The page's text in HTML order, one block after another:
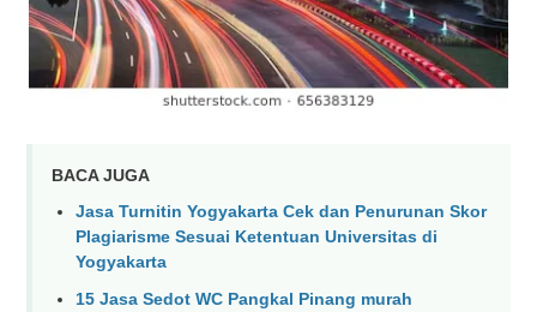
BACA JUGA
Jasa Turnitin Yogyakarta Cek dan Penurunan Skor
Plagiarisme Sesuai Ketentuan Universitas di
Yogyakarta
15 Jasa Sedot WC Pangkal Pinang murah